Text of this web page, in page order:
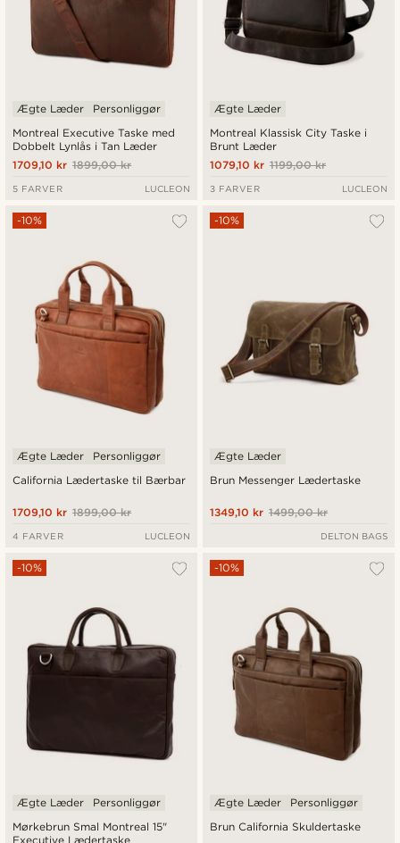
Montreal Executive Taske med
Dobbelt Lynlås i Tan Læder
Ægte Læder Personliggør
1899,00 kr
1709,10 kr
5 FARVER LUCLEON
Montreal Klassisk City Taske i
Brunt Læder
Ægte Læder
1199,00 kr
1079,10 kr
3 FARVER LUCLEON
California Lædertaske til Bærbar
-10%
Ægte Læder Personliggør
1899,00 kr
1709,10 kr
4 FARVER LUCLEON
Brun Messenger Lædertaske
-10%
Ægte Læder
1499,00 kr
1349,10 kr
DELTON BAGS
Mørkebrun Smal Montreal 15"
Executive Lædertaske
-10%
Ægte Læder
Personliggør
Brun California Skuldertaske
-10%
Ægte Læder Personliggør